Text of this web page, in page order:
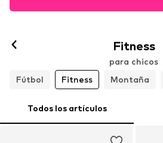
Fitness
para chicos
Fútbol
Fitness Montaña
Todos los artículos